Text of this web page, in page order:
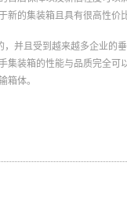
的集装箱且具有很高性价比
并且受到越来越多企业的
集装箱的性能与品质完全
箱体。